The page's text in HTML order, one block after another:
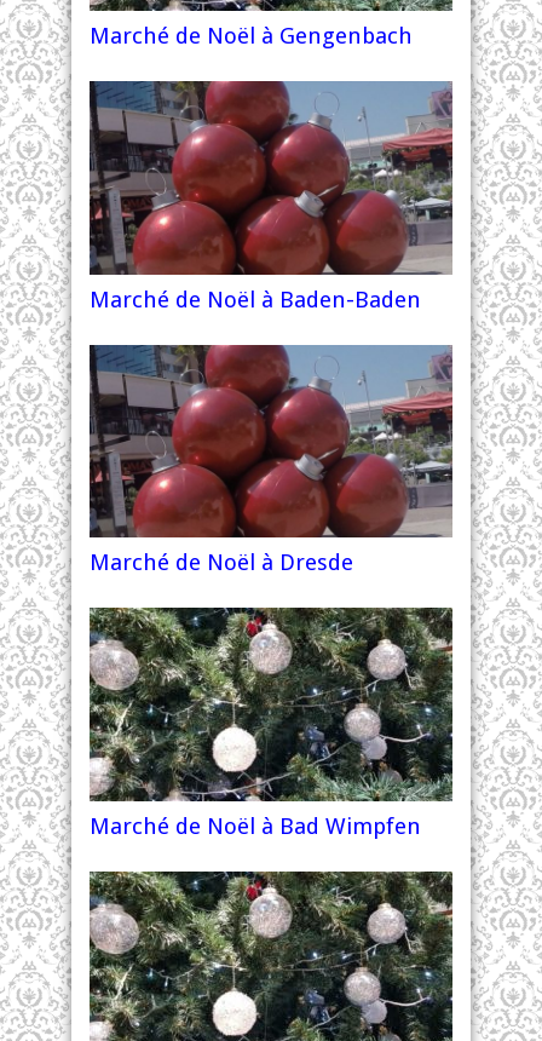
Marché de Noël à Gengenbach
Marché de Noël à Baden-Baden
Marché de Noël à Dresde
Marché de Noël à Bad Wimpfen